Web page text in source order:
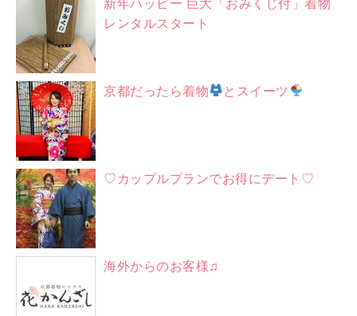
新年ハッピー 巨大「おみくじ付」着物
レンタルスタート
京都だったら着物 とスイーツ
♡カップルプランでお得にデート♡
海外からのお客様♫